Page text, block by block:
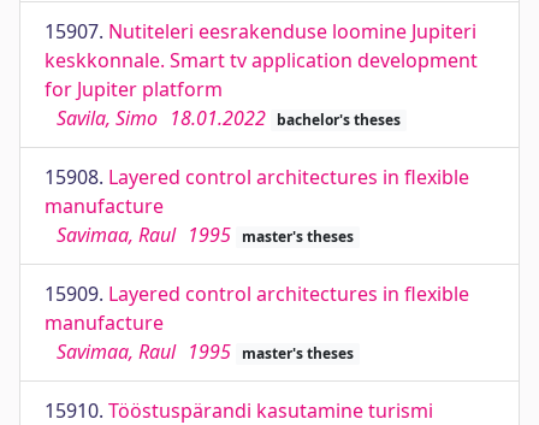
15907. Nutiteleri eesrakenduse loomine Jupiteri
keskkonnale. Smart tv application development
for Jupiter platform
Savila, Simo 18.01.2022 bachelor's theses
15908. Layered control architectures in flexible
manufacture
Savimaa, Raul 1995 master's theses
15909. Layered control architectures in flexible
manufacture
Savimaa, Raul 1995 master's theses
15910. Tööstuspärandi kasutamine turismi